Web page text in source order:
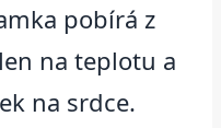
pobírá z
na teplotu a
na srdce.